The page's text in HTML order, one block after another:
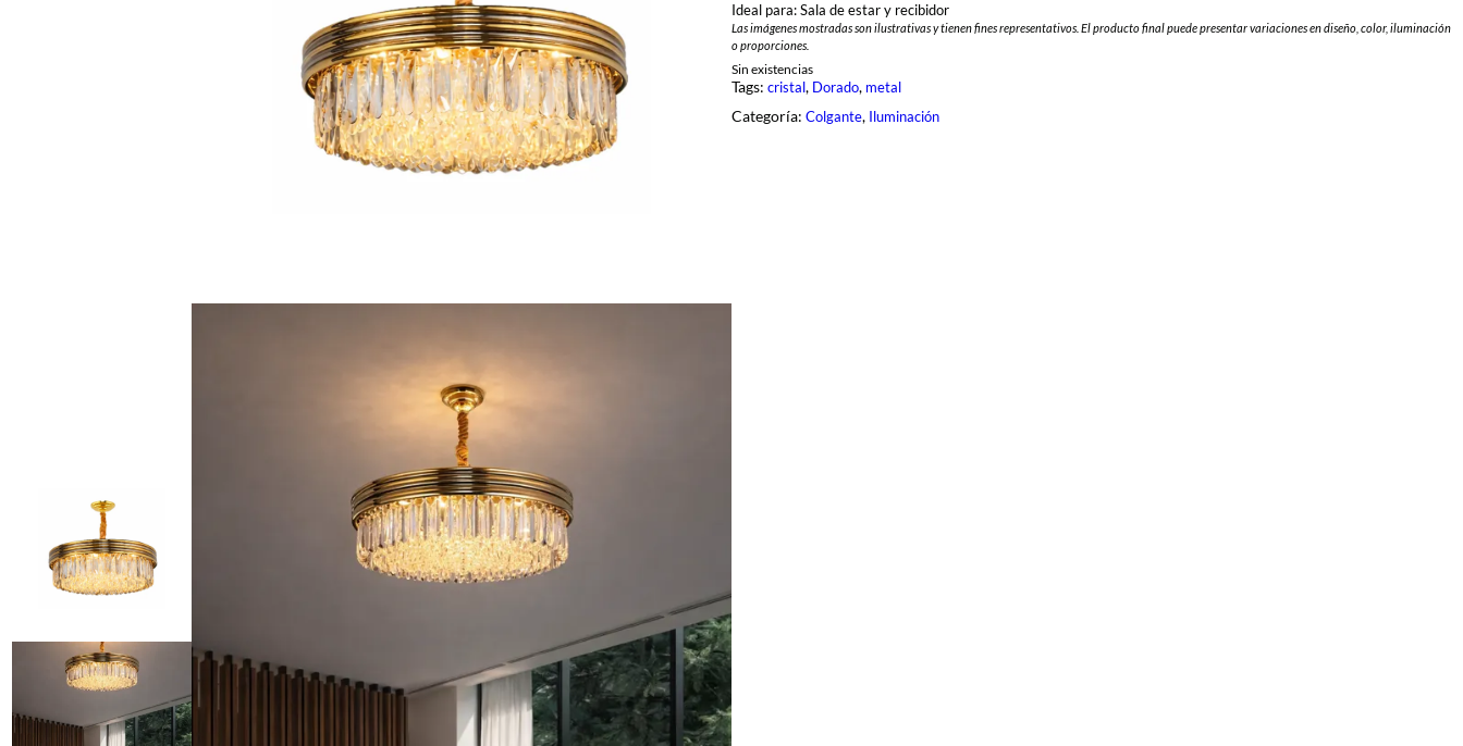
Ideal para: Sala de estar y recibidor
Las imágenes mostradas son ilustrativas y tienen fines representativos. El producto final puede presentar variaciones en diseño, color, iluminación
o proporciones.
Sin existencias
Tags: cristal, Dorado, metal
Categoría: Colgante, Iluminación